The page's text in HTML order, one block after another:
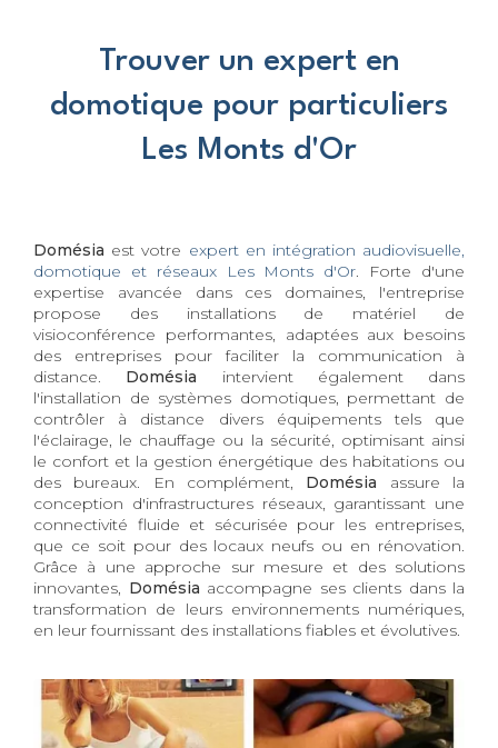
Trouver un expert en
domotique pour particuliers
Les Monts d'Or
Domésia est votre expert en intégration audiovisuelle,
domotique et réseaux Les Monts d'Or. Forte d'une
expertise avancée dans ces domaines, l'entreprise
propose des installations de matériel de
visioconférence performantes, adaptées aux besoins
des entreprises pour faciliter la communication à
distance. Domésia intervient également dans
l'installation de systèmes domotiques, permettant de
contrôler à distance divers équipements tels que
l'éclairage, le chauffage ou la sécurité, optimisant ainsi
le confort et la gestion énergétique des habitations ou
des bureaux. En complément, Domésia assure la
conception d'infrastructures réseaux, garantissant une
connectivité fluide et sécurisée pour les entreprises,
que ce soit pour des locaux neufs ou en rénovation.
Grâce à une approche sur mesure et des solutions
innovantes, Domésia accompagne ses clients dans la
transformation de leurs environnements numériques,
en leur fournissant des installations fiables et évolutives.